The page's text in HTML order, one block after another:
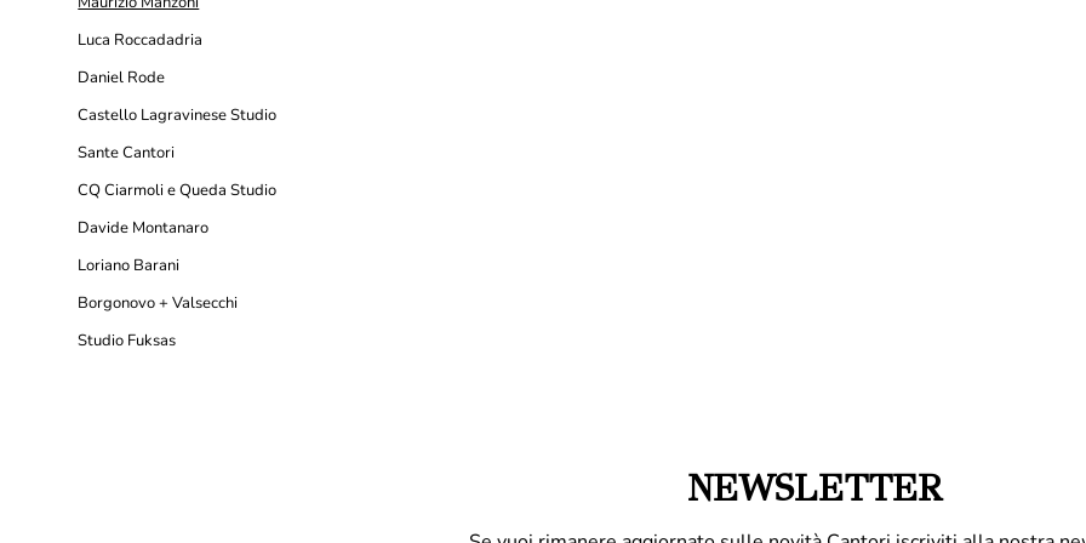
Luca Roccadadria
Daniel Rode
Castello Lagravinese Studio
Sante Cantori
CQ Ciarmoli e Queda Studio
Davide Montanaro
Loriano Barani
Borgonovo + Valsecchi
Studio Fuksas
NEWSLETTER